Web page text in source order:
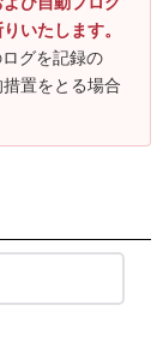
いたします。
グを記録の
置をとる場合